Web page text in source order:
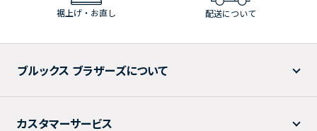
裾上げ・お直し 配送について
ブルックス ブラザーズについて
カスタマーサービス